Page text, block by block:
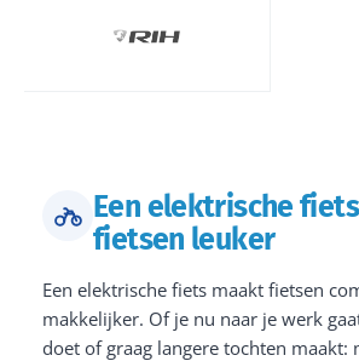
Een elektrische
fietsen leuker
Een elektrische fiets maakt fietsen
makkelijker. Of je nu naar je werk
doet of graag langere tochten maakt: